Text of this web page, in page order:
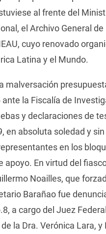
al frente del
el Archivo General de
cuyo renovado
Latina y el Mundo.
malversación
ante la Fiscalía de
y declaraciones de
en absoluta soledad y
en los
apoyo. En virtud del
Noailles, que
Barañao fue
a cargo del Juez
la Dra. Verónica Lara,